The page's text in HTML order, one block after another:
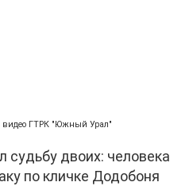
видео ГТРК "Южный Урал"
двоих: человека
по кличке Додобоня